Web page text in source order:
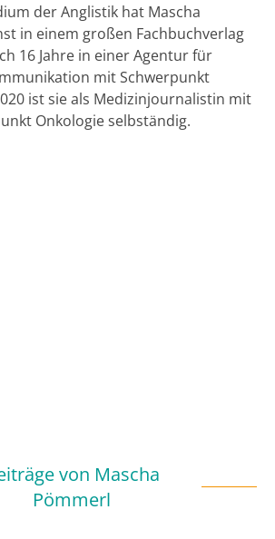
der Anglistik hat Mascha
in einem großen Fachbuchverlag
16 Jahre in einer Agentur für
mit Schwerpunkt
ist sie als Medizinjournalistin mit
Onkologie selbständig.
von Mascha
Pömmerl